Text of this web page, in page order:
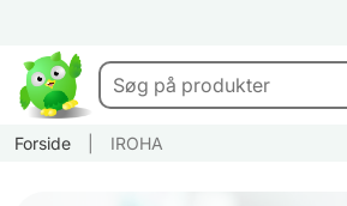
Forside IROHA